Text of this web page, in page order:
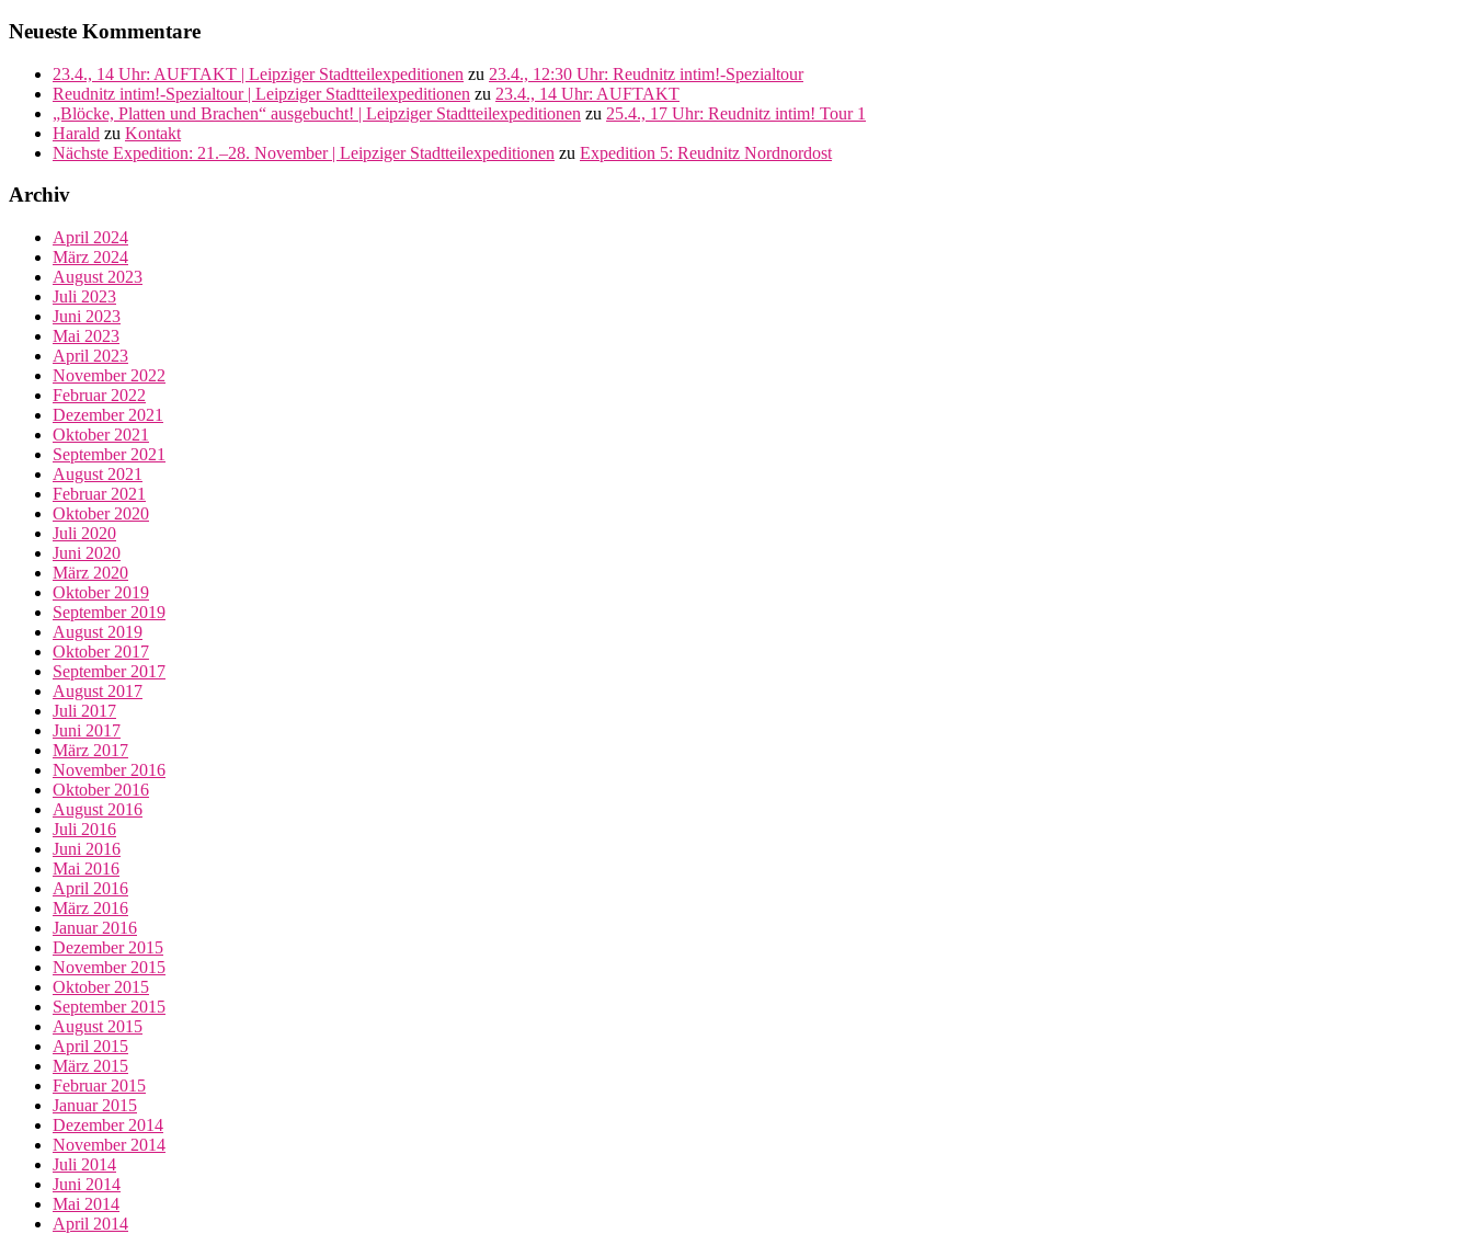
Neueste Kommentare
23.4., 14 Uhr: AUFTAKT | Leipziger Stadtteilexpeditionen zu 23.4., 12:30 Uhr: Reudnitz intim!-Spezialtour
Reudnitz intim!-Spezialtour | Leipziger Stadtteilexpeditionen zu 23.4., 14 Uhr: AUFTAKT
„Blöcke, Platten und Brachen“ ausgebucht! | Leipziger Stadtteilexpeditionen zu 25.4., 17 Uhr: Reudnitz intim! Tour 1
Harald zu Kontakt
Nächste Expedition: 21.–28. November | Leipziger Stadtteilexpeditionen zu Expedition 5: Reudnitz Nordnordost
Archiv
April 2024
März 2024
August 2023
Juli 2023
Juni 2023
Mai 2023
April 2023
November 2022
Februar 2022
Dezember 2021
Oktober 2021
September 2021
August 2021
Februar 2021
Oktober 2020
Juli 2020
Juni 2020
März 2020
Oktober 2019
September 2019
August 2019
Oktober 2017
September 2017
August 2017
Juli 2017
Juni 2017
März 2017
November 2016
Oktober 2016
August 2016
Juli 2016
Juni 2016
Mai 2016
April 2016
März 2016
Januar 2016
Dezember 2015
November 2015
Oktober 2015
September 2015
August 2015
April 2015
März 2015
Februar 2015
Januar 2015
Dezember 2014
November 2014
Juli 2014
Juni 2014
Mai 2014
April 2014